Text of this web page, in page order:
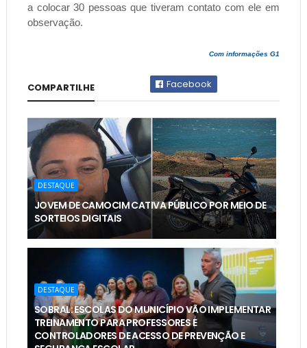
a colocar 30 pessoas que tiveram contato com ele em
observação.
Com informações G1
COMPARTILHE Facebook
DESTAQUE
JOVEM DE CAMOCIM CATIVA PÚBLICO POR MEIO DE
SORTEIOS DIGITAIS
DESTAQUE
SOBRAL: ESCOLAS DO MUNICÍPIO VÃO IMPLEMENTAR
TREINAMENTO PARA PROFESSORES E
CONTROLADORES DE ACESSO DE PREVENÇÃO E